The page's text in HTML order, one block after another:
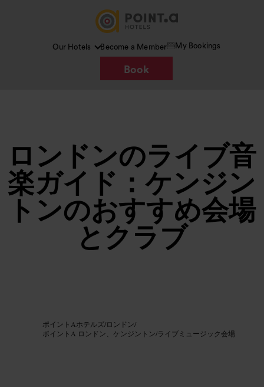
Our Hotels Become a Member My Bookings
Book
ロンドンのライブ音
楽ガイド：ケンジン
トンのおすすめ会場
とクラブ
ポイントAホテルズ/ロンドン/
ポイントA ロンドン、ケンジントン/ライブミュージック会場